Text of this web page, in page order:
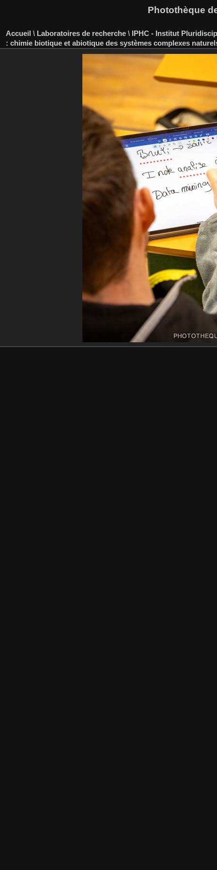
Photothèque
Accueil \ Laboratoires de recherche \ IPHC - Institut
: chimie biotique et abiotique des systèmes complexes